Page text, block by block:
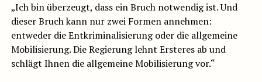
„Ich bin überzeugt, dass ein Bruch notwendig ist. Und
dieser Bruch kann nur zwei Formen annehmen:
entweder die Entkriminalisierung oder die allgemeine
Mobilisierung. Die Regierung lehnt Ersteres ab und
schlägt Ihnen die allgemeine Mobilisierung vor.“